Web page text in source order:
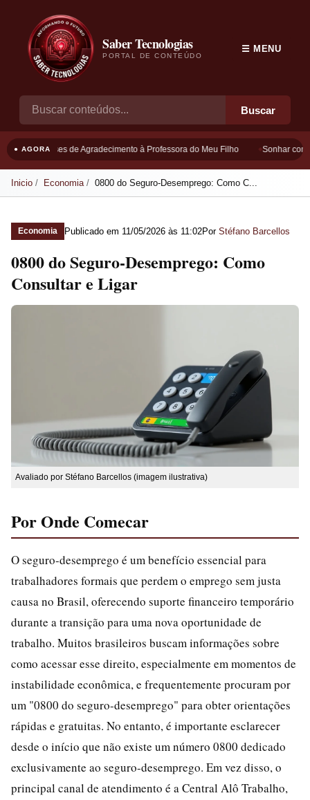
Saber Tecnologias
PORTAL DE CONTEÚDO
Buscar
☰ MENU
● AGORAFrases de Agradecimento à Professora do Meu Filho Sonhar com
Inicio Economia 0800 do Seguro-Desemprego: Como C...
Economia Publicado em 11/05/2026 às 11:02Por Stéfano Barcellos
0800 do Seguro-Desemprego: Como
Consultar e Ligar
Avaliado por Stéfano Barcellos (imagem ilustrativa)
Por Onde Comecar
O seguro-desemprego é um benefício essencial para
trabalhadores formais que perdem o emprego sem justa
causa no Brasil, oferecendo suporte financeiro temporário
durante a transição para uma nova oportunidade de
trabalho. Muitos brasileiros buscam informações sobre
como acessar esse direito, especialmente em momentos de
instabilidade econômica, e frequentemente procuram por
um "0800 do seguro-desemprego" para obter orientações
rápidas e gratuitas. No entanto, é importante esclarecer
desde o início que não existe um número 0800 dedicado
exclusivamente ao seguro-desemprego. Em vez disso, o
principal canal de atendimento é a Central Alô Trabalho,